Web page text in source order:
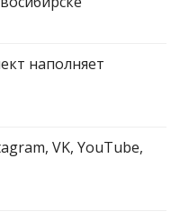
наполняет
VK, YouTube,